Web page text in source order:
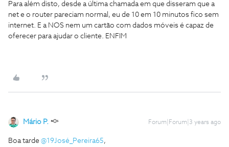
Para além disto, desde a última chamada em que disseram que a
net e o router pareciam normal, eu de 10 em 10 minutos fico sem
internet. E a NOS nem um cartão com dados móveis é capaz de
oferecer para ajudar o cliente. ENFIM
Mário P. Forum|Forum|3 years ago
Boa tarde @19José_Pereira65,